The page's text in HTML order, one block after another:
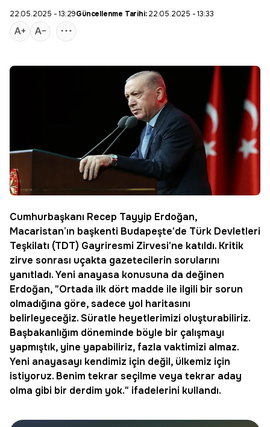
22.05.2025 - 13:29Güncellenme Tarihi:22.05.2025 - 13:33
Cumhurbaşkanı Recep Tayyip Erdoğan,
Macaristan’ın başkenti Budapeşte'de Türk Devletleri
Teşkilatı (TDT) Gayriresmi Zirvesi'ne katıldı. Kritik
zirve sonrası uçakta gazetecilerin sorularını
yanıtladı. Yeni anayasa konusuna da değinen
Erdoğan, "Ortada ilk dört madde ile ilgili bir sorun
olmadığına göre, sadece yol haritasını
belirleyeceğiz. Süratle heyetlerimizi oluşturabiliriz.
Başbakanlığım döneminde böyle bir çalışmayı
yapmıştık, yine yapabiliriz, fazla vaktimizi almaz.
Yeni anayasayı kendimiz için değil, ülkemiz için
istiyoruz. Benim tekrar seçilme veya tekrar aday
olma gibi bir derdim yok." ifadelerini kullandı.